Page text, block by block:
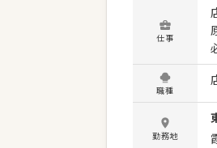
仕事
職種
勤務地